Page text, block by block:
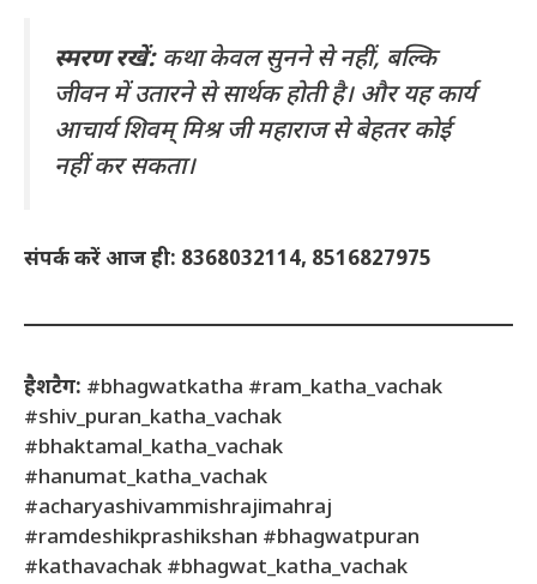
स्मरण रखें:कथा केवल सुनने से नहीं, बल्कि
जीवन में उतारने से सार्थक होती है। और यह कार्य
आचार्य शिवम् मिश्र जी महाराज से बेहतर कोई
नहीं कर सकता।
संपर्क करें आज ही: 8368032114, 8516827975
हैशटैग: #bhagwatkatha #ram_katha_vachak
#shiv_puran_katha_vachak
#bhaktamal_katha_vachak
#hanumat_katha_vachak
#acharyashivammishrajimahraj
#ramdeshikprashikshan #bhagwatpuran
#kathavachak #bhagwat_katha_vachak